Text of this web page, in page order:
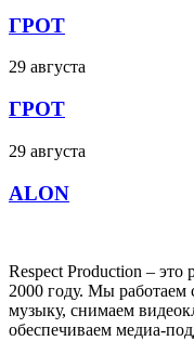
ГРОТ
29 августа
ГРОТ
29 августа
ALON
Respect Production –
2000 году. Мы работаем
музыку, снимаем
обеспечиваем медиа-